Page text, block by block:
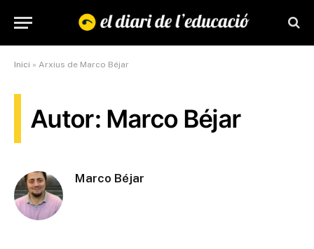
Inici » Arxius de Marco Béjar
Autor: Marco Béjar
Marco Béjar